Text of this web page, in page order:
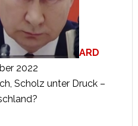
ARD
2022
Scholz unter Druck –